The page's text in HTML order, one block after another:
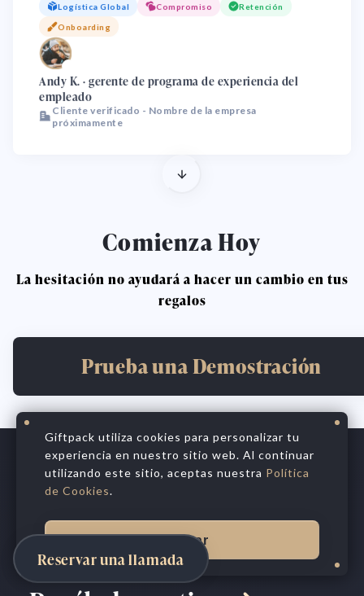
Reservar una llamada
confiabilidad de entrega y la gobernanza de
campañas. Hoy el equipo dedica menos
tiempo a logística y seguimiento, y liderazgo
recibe reportes más claros sobre rendimiento
y eficiencia presupuestaria.
Logística Global Compromiso Retención
Onboarding
🌏
Andy K. · gerente de programa de experiencia del
empleado
Cliente verificado - Nombre de la empresa
próximamente
Comienza Hoy
La hesitación no ayudará a hacer un cambio en tus
regalos
Prueba una Demostración
Honra cada relación
con personalización
Giftpack utiliza cookies para personalizar tu
experiencia en nuestro sitio web. Al continuar
utilizando este sitio, aceptas nuestra Política
de Cookies.
Aceptar